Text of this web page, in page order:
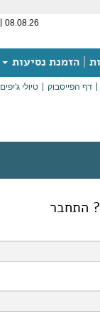
08.08.26
הזמנת נסיעות
דף הפייסבוק טיולי ג'יפים
התחבר